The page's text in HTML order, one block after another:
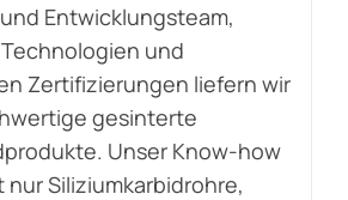
Entwicklungsteam,
und
Zertifizierungen liefern wir
gesinterte
Unser Know-how
Siliziumkarbidrohre,